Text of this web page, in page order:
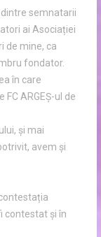
semnatarii
ai Asociației
de mine, ca
fondator.
în care
ARGEȘ-ul de
și mai
avem și
contestat și în